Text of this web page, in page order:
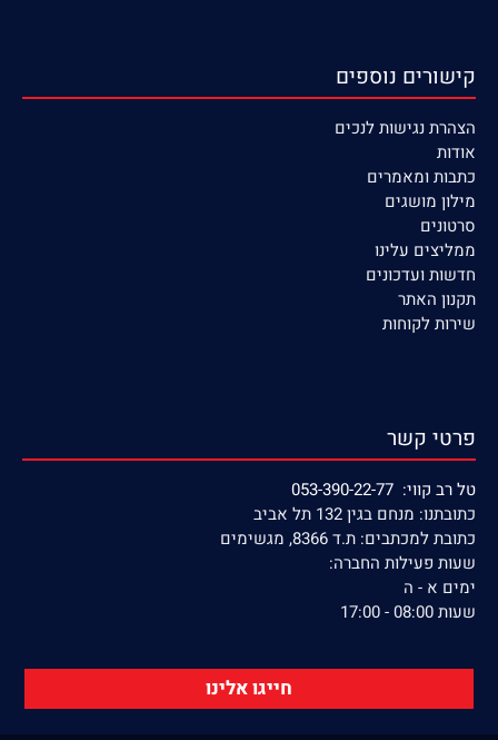
קישורים נוספים
הצהרת נגישות לנכים
אודות
כתבות ומאמרים
מילון מושגים
סרטונים
ממליצים עלינו
חדשות ועדכונים
תקנון האתר
שירות לקוחות
פרטי קשר
טל רב קווי: 053-390-22-77
כתובתנו: מנחם בגין 132 תל אביב
כתובת למכתבים: ת.ד 8366, מגשימים
שעות פעילות החברה:
ימים א - ה
שעות 08:00 - 17:00
חייגו אלינו